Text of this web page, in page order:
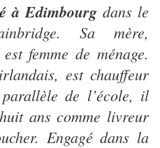
à Edimbourg dans le
Sa mère,
femme de ménage.
est chauffeur
de l’école, il
ans comme livreur
Engagé dans la